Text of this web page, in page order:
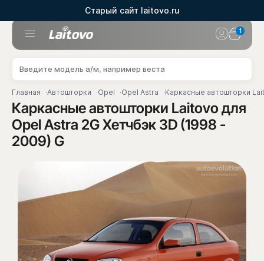
Старый сайт laitovo.ru
1
Главная Автошторки Opel Opel Astra Каркасные автошторки
Каркасные автошторки Laitovo для
Opel Astra 2G Хетчбэк 3D (1998 -
2009) G